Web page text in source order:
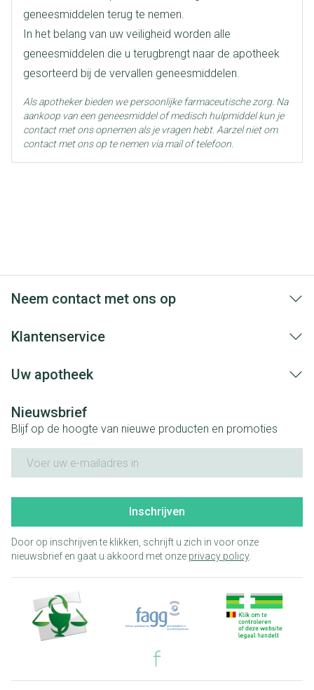
Verpakking
Behoud Kamertemperatuur (15°C - 25°C)
geneesmiddelen terug te nemen.
In het belang van uw veiligheid worden alle
geneesmiddelen die u terugbrengt naar de apotheek
gesorteerd bij de vervallen geneesmiddelen.
Als apotheker bieden we persoonlijke farmaceutische zorg. Na
aankoop van een geneesmiddel of medisch hulpmiddel kun je
contact met ons opnemen als je vragen hebt. Aarzel niet om
contact met ons op te nemen via mail of telefoon.
Neem contact met ons op
Klantenservice
Uw apotheek
Nieuwsbrief
Blijf op de hoogte van nieuwe producten en promoties
Inschrijven
Door op inschrijven te klikken, schrijft u zich in voor onze
nieuwsbrief en gaat u akkoord met onze privacy policy.